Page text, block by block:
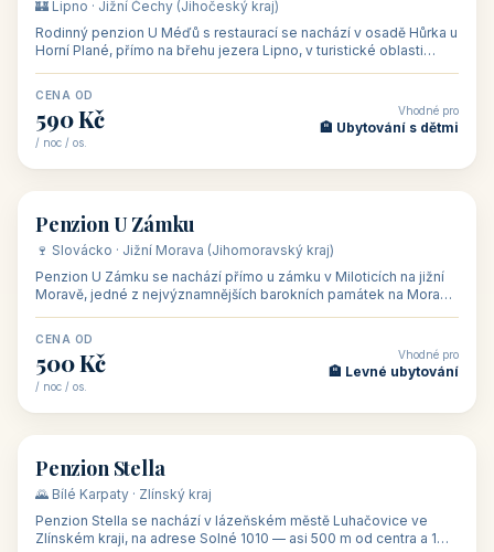
🏰 Lipno · Jižní Čechy (Jihočeský kraj)
Rodinný penzion U Méďů s restaurací se nachází v osadě Hůrka u
Horní Plané, přímo na břehu jezera Lipno, v turistické oblasti
CENA OD
590 Kč
/ noc / os.
Vhodné pro
🏨 Ubytování s dětmi
🏡 penzion
Penzion U Zámku
🍷 Slovácko · Jižní Morava (Jihomoravský kraj)
Penzion U Zámku se nachází přímo u zámku v Miloticích na jižní
Moravě, jedné z nejvýznamnějších barokních památek na Moravě,
CENA OD
500 Kč
/ noc / os.
Vhodné pro
🏨 Levné ubytování
🏡 penzion
Penzion Stella
🌄 Bílé Karpaty · Zlínský kraj
Penzion Stella se nachází v lázeňském městě Luhačovice ve
Zlínském kraji, na adrese Solné 1010 — asi 500 m od centra a 1